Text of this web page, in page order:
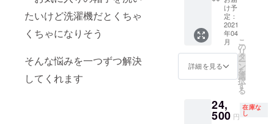
たいけど洗濯機だとくちゃ
くちゃになりそう
そんな悩みを一つずつ解決
してくれます
・全国
送料無
料（離
島除
き）
け予
定：
2021
年04
月
詳細を見る
こ
の
リ
タ
ー
ン
を
選
択
す
る
24,
500 円
在庫な
し